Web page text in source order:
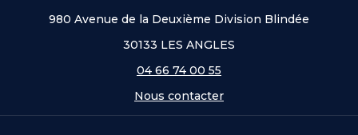
980 Avenue de la Deuxième Division Blindée
30133 LES ANGLES
04 66 74 00 55
Nous contacter